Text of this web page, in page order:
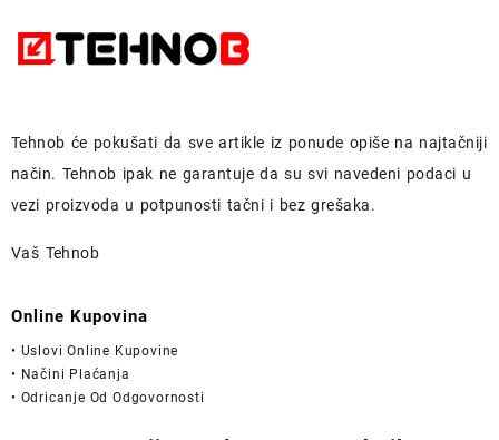
Tehnob će pokušati da sve artikle iz ponude opiše na najtačniji
način. Tehnob ipak ne garantuje da su svi navedeni podaci u
vezi proizvoda u potpunosti tačni i bez grešaka.
Vaš Tehnob
Online Kupovina
• Uslovi Online Kupovine
• Načini Plaćanja
• Odricanje Od Odgovornosti